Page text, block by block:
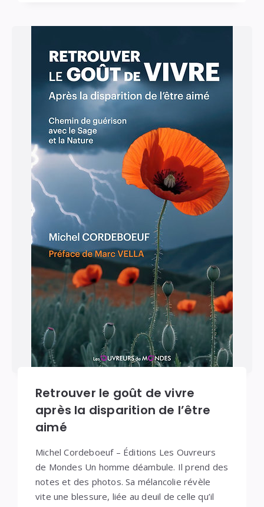
Retrouver le goût de vivre
après la disparition de l’être
aimé
Michel Cordeboeuf – Éditions Les Ouvreurs
de Mondes Un homme déambule. Il prend des
notes et des photos. Sa mélancolie révèle
vite une blessure, liée au deuil de celle qu’il